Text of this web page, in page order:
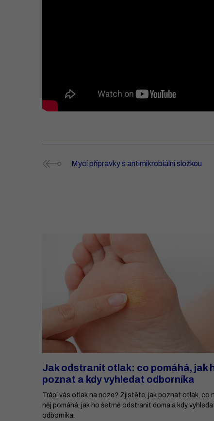
Mycí přípravky s antimikrobiální složkou
Jak odstranit otlak: co pomáhá, jak
poznat a kdy vyhledat odborníka
Trápí vás otlak na noze? Zjistěte, jak poznat otlak, co
něj pomáhá, jak ho šetrně odstranit doma a kdy
odborníka.